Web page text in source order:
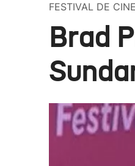
FESTIVAL DE CINE
Brad